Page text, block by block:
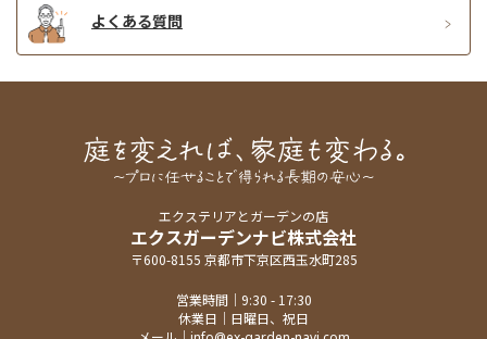
よくある質問
エクステリアとガーデンの店
エクスガーデンナビ株式会社
〒600-8155 京都市下京区西玉水町285
営業時間｜9:30 - 17:30
休業日｜日曜日、祝日